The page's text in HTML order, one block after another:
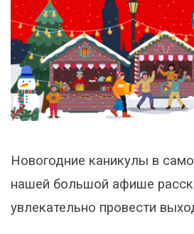
Новогодние каникулы в
нашей большой афише
увлекательно провести